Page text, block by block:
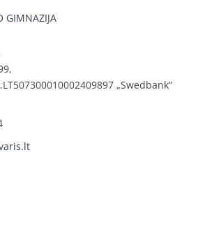
GIMNAZIJA
„Swedbank“